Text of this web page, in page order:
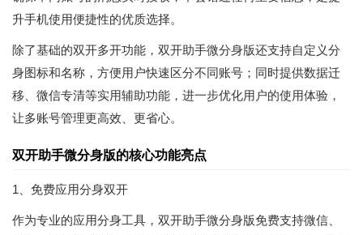
升手机使用便捷性的优质选择。
除了基础的双开多开功能，双开助手微分身版还支持自定义分
身图标和名称，方便用户快速区分不同账号；同时提供数据迁
移、微信专清等实用辅助功能，进一步优化用户的使用体验，
让多账号管理更高效、更省心。
双开助手微分身版的核心功能亮点
1、免费应用分身双开
作为专业的应用分身工具，双开助手微分身版免费支持微信、